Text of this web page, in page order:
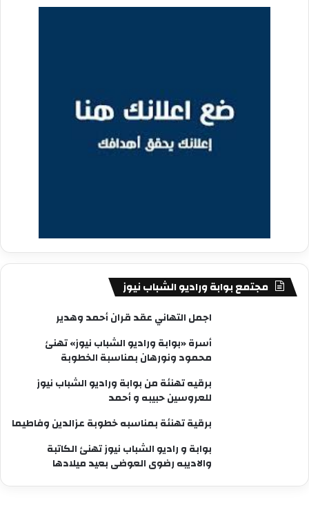
مجتمع بوابة وراديو الشباب نيوز
اجمل التهاني عقد قران أحمد وهدير
أسرة «بوابة وراديو الشباب نيوز» تهنئ
محمود ونورهان بمناسبة الخطوبة
برقيه تهنئة من بوابة وراديو الشباب نيوز
للعروسين حبيبه و أحمد
برقية تهنئة بمناسبه خطوبة عزالدين وفاطيما
بوابة و راديو الشباب نيوز تهنئ الكاتبة
والاديبه رضوى العوضى بعيد ميلادها